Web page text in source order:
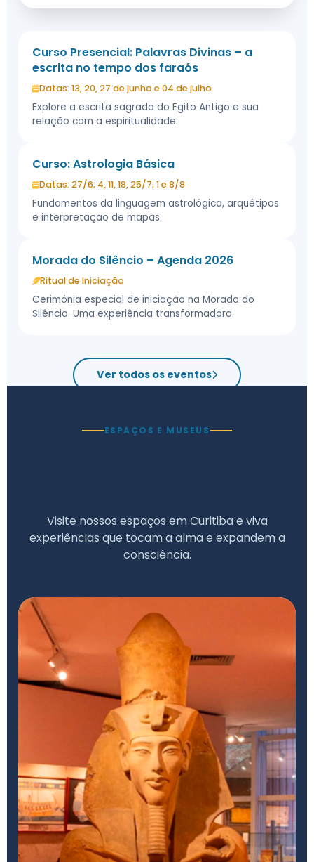
Curso Presencial: Palavras Divinas – a
escrita no tempo dos faraós
Datas: 13, 20, 27 de junho e 04 de julho
Explore a escrita sagrada do Egito Antigo e sua
relação com a espiritualidade.
Curso: Astrologia Básica
Datas: 27/6; 4, 11, 18, 25/7; 1 e 8/8
Fundamentos da linguagem astrológica, arquétipos
e interpretação de mapas.
Morada do Silêncio – Agenda 2026
Ritual de Iniciação
Cerimônia especial de iniciação na Morada do
Silêncio. Uma experiência transformadora.
Ver todos os eventos
ESPAÇOS E MUSEUS
Visite nossos espaços em Curitiba e viva
experiências que tocam a alma e expandem a
consciência.